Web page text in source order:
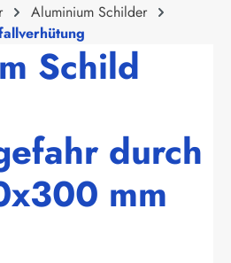
Aluminium Schilder
Schild
durch
mm